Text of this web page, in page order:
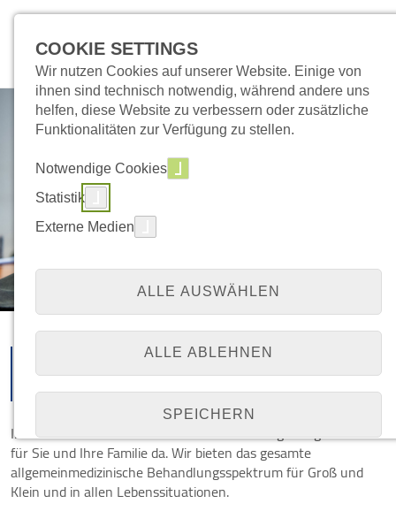
Allgemeinmedizin
Standort Bislich
In Bislich für die Menschen in Bislich und Umgebung: Wir sind
für Sie und Ihre Familie da. Wir bieten das gesamte
allgemeinmedizinische Behandlungsspektrum für Groß und
Klein und in allen Lebenssituationen.
COOKIE SETTINGS
Wir nutzen Cookies auf unserer Website. Einige von
ihnen sind technisch notwendig, während andere uns
helfen, diese Website zu verbessern oder zusätzliche
Funktionalitäten zur Verfügung zu stellen.
Notwendige Cookies
Statistik
Externe Medien
ALLE AUSWÄHLEN
ALLE ABLEHNEN
SPEICHERN
Details anzeigen